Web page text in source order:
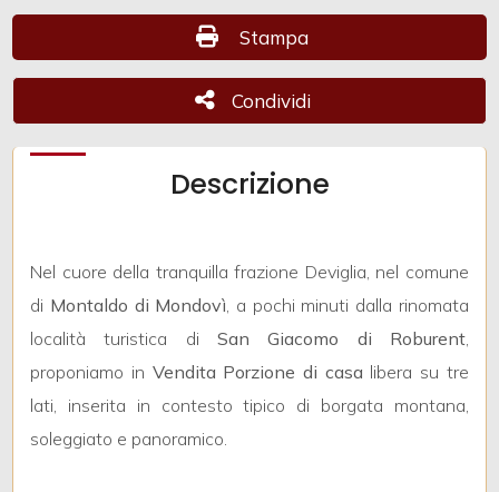
Stampa: Cod. CAM 1101
Stampa
Condividi
Condividi
Descrizione
Nel cuore della tranquilla frazione Deviglia, nel comune
di Montaldo di Mondovì, a pochi minuti dalla rinomata
località turistica di San Giacomo di Roburent,
proponiamo in Vendita Porzione di casa libera su tre
lati, inserita in contesto tipico di borgata montana,
soleggiato e panoramico.
Totale
Locali
minimi